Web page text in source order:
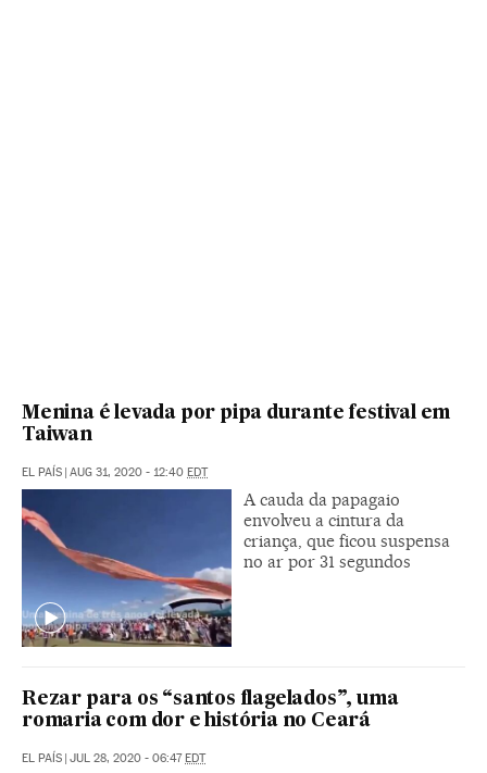
Menina é levada por pipa durante festival em
Taiwan
EL PAÍS | AUG 31, 2020 - 12:40 EDT
A cauda da papagaio
envolveu a cintura da
criança, que ficou suspensa
no ar por 31 segundos
Rezar para os “santos flagelados”, uma
romaria com dor e história no Ceará
EL PAÍS | JUL 28, 2020 - 06:47EDT